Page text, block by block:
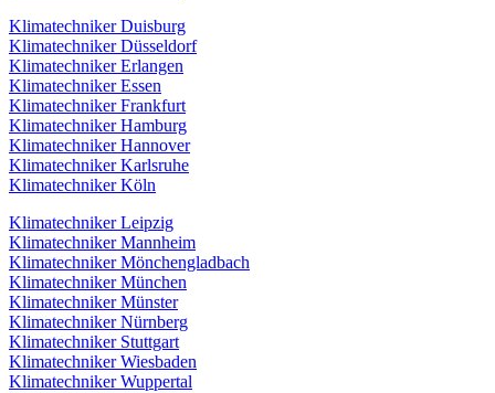
Klimatechniker Duisburg
Klimatechniker Düsseldorf
Klimatechniker Erlangen
Klimatechniker Essen
Klimatechniker Frankfurt
Klimatechniker Hamburg
Klimatechniker Hannover
Klimatechniker Karlsruhe
Klimatechniker Köln
Klimatechniker Leipzig
Klimatechniker Mannheim
Klimatechniker Mönchengladbach
Klimatechniker München
Klimatechniker Münster
Klimatechniker Nürnberg
Klimatechniker Stuttgart
Klimatechniker Wiesbaden
Klimatechniker Wuppertal